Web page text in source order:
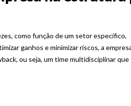
como função de um setor específico,
ganhos e minimizar riscos, a
ou seja, um time multidisciplinar que